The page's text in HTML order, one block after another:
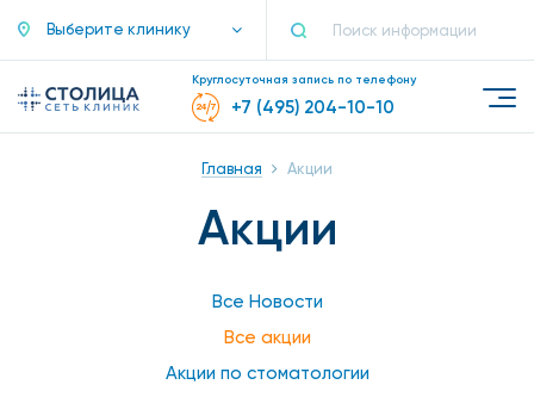
Выберите клинику
Круглосуточная запись по телефону
+7 (495) 204-10-10
Главная Акции
Акции
Все Новости
Все акции
Акции по стоматологии